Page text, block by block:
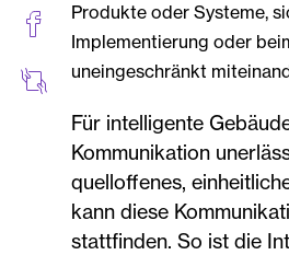
Produkte oder Systeme,
Implementierung oder
uneingeschränkt
Für intelligente
Kommunikation
quelloffenes,
kann diese
stattfinden. So ist die